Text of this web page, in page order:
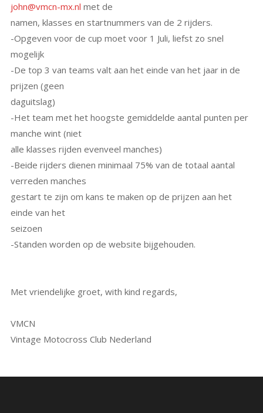
john@vmcn-mx.nl met de
namen, klasses en startnummers van de 2 rijders.
-Opgeven voor de cup moet voor 1 Juli, liefst zo snel
mogelijk
-De top 3 van teams valt aan het einde van het jaar in de
prijzen (geen
daguitslag)
-Het team met het hoogste gemiddelde aantal punten per
manche wint (niet
alle klasses rijden evenveel manches)
-Beide rijders dienen minimaal 75% van de totaal aantal
verreden manches
gestart te zijn om kans te maken op de prijzen aan het
einde van het
seizoen
-Standen worden op de website bijgehouden.
Met vriendelijke groet, with kind regards,
VMCN
Vintage Motocross Club Nederland